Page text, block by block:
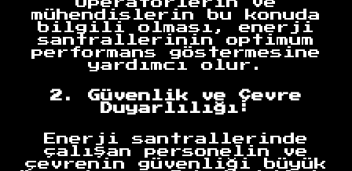
mühendislerin bu konuda
bilgili olması, enerji
santrallerinin optimum
performans göstermesine
yardımcı olur.
2. Güvenlik ve Çevre
Duyarlılığı:
Enerji santrallerinde
çalışan personelin ve
çevrenin güvenliği büyük